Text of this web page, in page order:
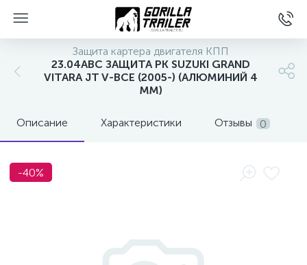
Защита картера двигателя КПП
23.04ABC ЗАЩИТА РК SUZUKI GRAND
VITARA JT V-ВСЕ (2005-) (АЛЮМИНИЙ 4
ММ)
Описание Характеристики Отзывы 0
-40%